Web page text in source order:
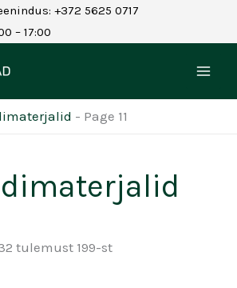
+372 5625 0717
– 17:00
- Page 11
tulemust 199-st